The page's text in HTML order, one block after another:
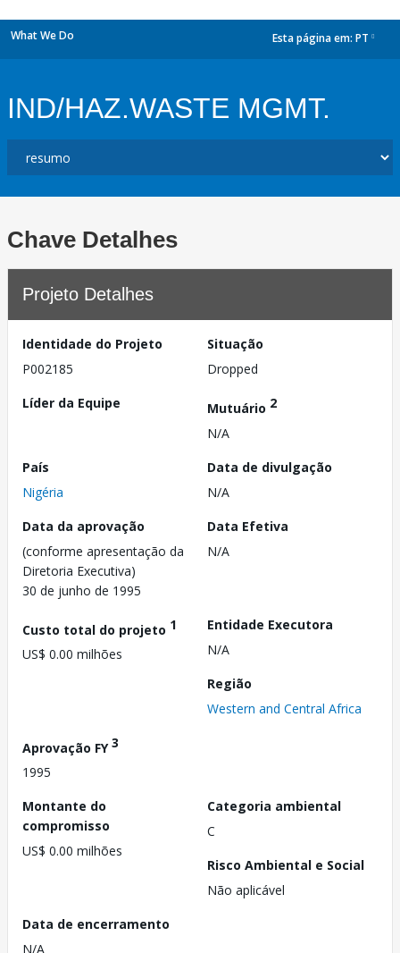
What We Do Esta página em: PT
IND/HAZ.WASTE MGMT.
Chave Detalhes
Projeto Detalhes
Identidade do Projeto
P002185
Situação
Dropped
Líder da Equipe
Mutuário 2
N/A
País
Nigéria
Data de divulgação
N/A
Data da aprovação
(conforme apresentação da
Diretoria Executiva)
30 de junho de 1995
Data Efetiva
N/A
Custo total do projeto 1
US$ 0.00 milhões
Entidade Executora
N/A
Região
Western and Central Africa
Aprovação FY3
1995
Montante do
compromisso
US$ 0.00 milhões
Categoria ambiental
C
Risco Ambiental e Social
Não aplicável
Data de encerramento
N/A